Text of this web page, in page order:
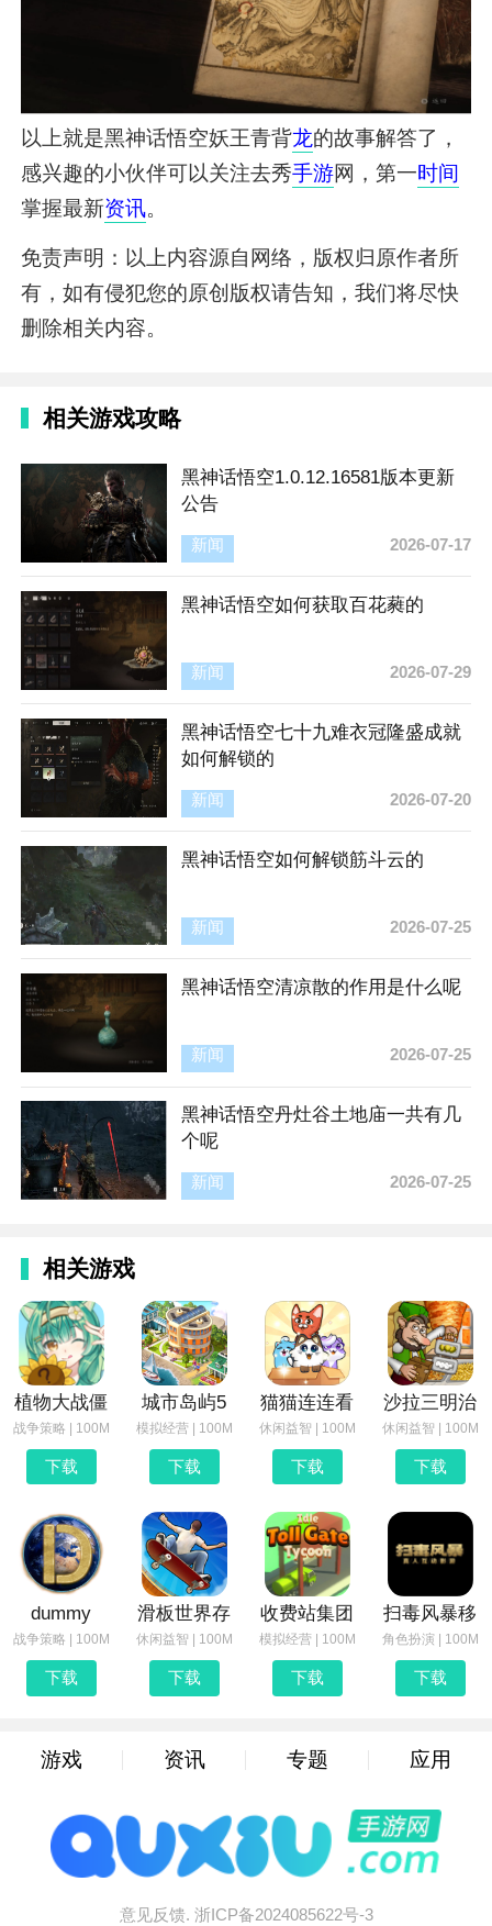
以上就是黑神话悟空妖王青背龙的故事解答了，
感兴趣的小伙伴可以关注去秀手游网，第一时间
掌握最新资讯。
免责声明：以上内容源自网络，版权归原作者所
有，如有侵犯您的原创版权请告知，我们将尽快
删除相关内容。
相关游戏攻略
黑神话悟空1.0.12.16581版本更新
公告
新闻 2026-07-17
黑神话悟空如何获取百花蕤的
新闻 2026-07-29
黑神话悟空七十九难衣冠隆盛成就
如何解锁的
新闻 2026-07-20
黑神话悟空如何解锁筋斗云的
新闻 2026-07-25
黑神话悟空清凉散的作用是什么呢
新闻 2026-07-25
黑神话悟空丹灶谷土地庙一共有几
个呢
新闻 2026-07-25
相关游戏
植物大战僵
战争策略 | 100M
下载
城市岛屿5
模拟经营 | 100M
下载
猫猫连连看
休闲益智 | 100M
下载
沙拉三明治
休闲益智 | 100M
下载
dummy
战争策略 | 100M
下载
滑板世界存
休闲益智 | 100M
下载
收费站集团
模拟经营 | 100M
下载
扫毒风暴移
角色扮演 | 100M
下载
游戏 资讯 专题 应用
意见反馈. 浙ICP备2024085622号-3